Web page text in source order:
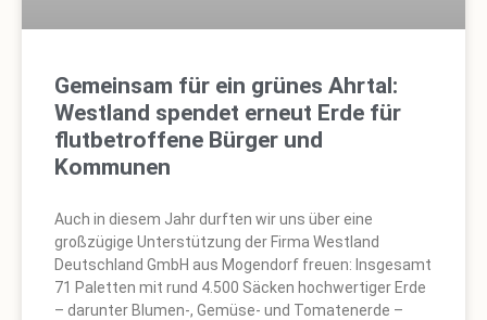
Gemeinsam für ein grünes Ahrtal:
Westland spendet erneut Erde für
flutbetroffene Bürger und
Kommunen
Auch in diesem Jahr durften wir uns über eine
großzügige Unterstützung der Firma Westland
Deutschland GmbH aus Mogendorf freuen: Insgesamt
71 Paletten mit rund 4.500 Säcken hochwertiger Erde
– darunter Blumen-, Gemüse- und Tomatenerde –